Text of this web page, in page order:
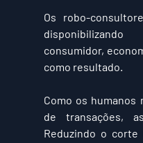
Os robo-
consumidor,
como resultado.
Como os humanos
de transações,
Reduzindo o